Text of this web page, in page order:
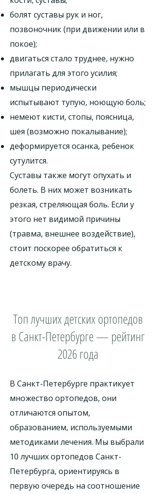
болят суставы рук и ног,
позвоночник (при движении или в
покое);
двигаться стало труднее, нужно
прилагать для этого усилия;
мышцы периодически
испытывают тупую, ноющую боль;
немеют кисти, стопы, поясница,
шея (возможно покалывание);
деформируется осанка, ребенок
сутулится.
Суставы также могут опухать и
болеть. В них может возникать
резкая, стреляющая боль. Если у
этого нет видимой причины
(травма, внешнее воздействие),
стоит поскорее обратиться к
детскому врачу.
Топ лучших детских ортопедов
в Санкт-Петербурге — рейтинг
2026 года
В Санкт-Петербурге практикует
множество ортопедов, они
отличаются опытом,
образованием, используемыми
методиками лечения. Мы выбрали
10 лучших ортопедов Санкт-
Петербурга, ориентируясь в
первую очередь на соотношение